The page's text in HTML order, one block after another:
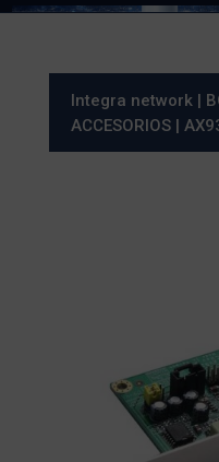
Integra network|
ACCESORIOS|